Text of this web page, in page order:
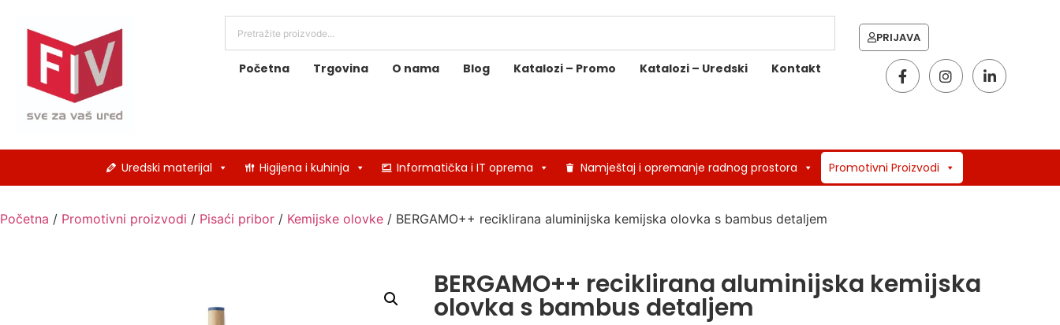
Početna Trgovina O nama Blog Katalozi – Promo Katalozi – Uredski Kontakt
PRIJAVA
Uredski materijal Higijena i kuhinja Informatička i IT oprema Namještaj i opremanje radnog prostora Promotivni Proizvodi
Početna / Promotivni proizvodi / Pisaći pribor / Kemijske olovke / BERGAMO++ reciklirana aluminijska kemijska olovka s bambus detaljem
BERGAMO++ reciklirana aluminijska kemijska
olovka s bambus detaljem